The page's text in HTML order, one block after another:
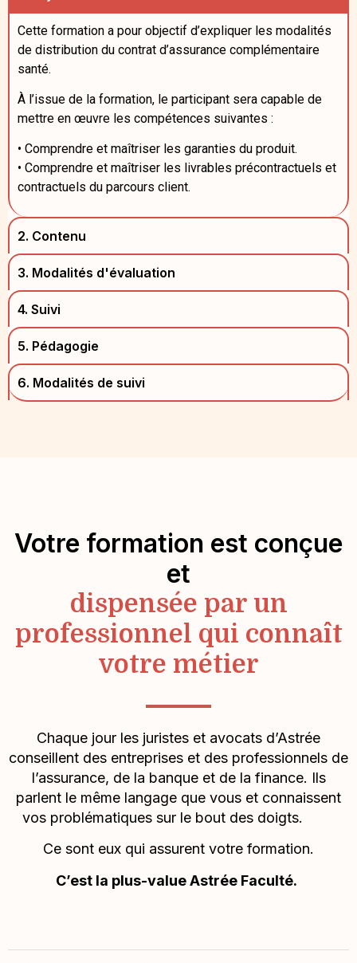
Cette formation a pour objectif d’expliquer les modalités
de distribution du contrat d’assurance complémentaire
santé.
À l’issue de la formation, le participant sera capable de
mettre en œuvre les compétences suivantes :
• Comprendre et maîtriser les garanties du produit.
• Comprendre et maîtriser les livrables précontractuels et
contractuels du parcours client.
2. Contenu
3. Modalités d'évaluation
4. Suivi
5. Pédagogie
6. Modalités de suivi
Votre formation est conçue
et
dispensée par un
professionnel qui connaît
votre métier
Chaque jour les juristes et avocats d’Astrée
conseillent des entreprises et des professionnels de
l’assurance, de la banque et de la finance. Ils
parlent le même langage que vous et connaissent
vos problématiques sur le bout des doigts.
Ce sont eux qui assurent votre formation.
C’est la plus-value Astrée Faculté.